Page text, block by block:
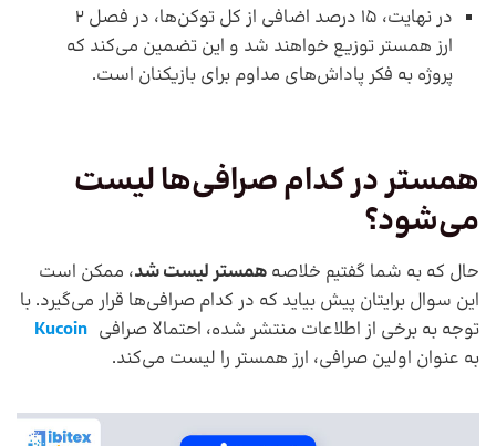
در نهایت، 15 درصد اضافی از کل توکن‌ها، در فصل 2
ارز همستر توزیع خواهند شد و این تضمین می‌کند که
پروژه به فکر پاداش‌های مداوم برای بازیکنان است.
همستر در کدام صرافی‌ها لیست
می‌شود؟
حال که به شما گفتیم خلاصه همستر لیست شد، ممکن است
این سوال برایتان پیش بیاید که در کدام صرافی‌ها قرار می‌گیرد. با
توجه به برخی از اطلاعات منتشر شده، احتمالا صرافی Kucoin
به عنوان اولین صرافی، ارز همستر را لیست می‌کند.